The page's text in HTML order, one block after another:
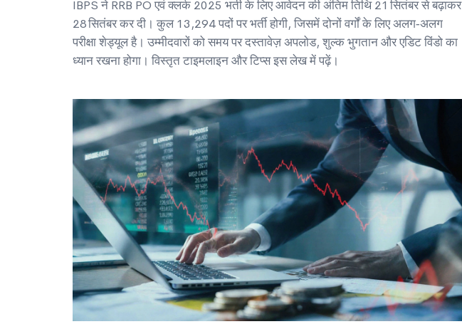
IBPS ने RRB PO एवं क्लर्क 2025 भर्ती के लिए आवेदन की अंतिम तिथि 21 सितंबर से बढ़ाकर
28 सितंबर कर दी। कुल 13,294 पदों पर भर्ती होगी, जिसमें दोनों वर्गों के लिए अलग‑अलग
परीक्षा शेड्यूल है। उम्मीदवारों को समय पर दस्तावेज़ अपलोड, शुल्क भुगतान और एडिट विंडो का
ध्यान रखना होगा। विस्तृत टाइमलाइन और टिप्स इस लेख में पढ़ें।